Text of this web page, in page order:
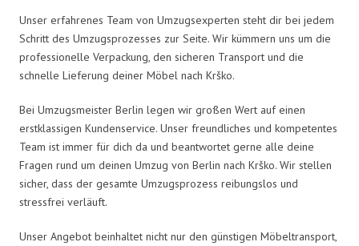
Unser erfahrenes Team von Umzugsexperten steht dir bei jedem
Schritt des Umzugsprozesses zur Seite. Wir kümmern uns um die
professionelle Verpackung, den sicheren Transport und die
schnelle Lieferung deiner Möbel nach Krško.
Bei Umzugsmeister Berlin legen wir großen Wert auf einen
erstklassigen Kundenservice. Unser freundliches und kompetentes
Team ist immer für dich da und beantwortet gerne alle deine
Fragen rund um deinen Umzug von Berlin nach Krško. Wir stellen
sicher, dass der gesamte Umzugsprozess reibungslos und
stressfrei verläuft.
Unser Angebot beinhaltet nicht nur den günstigen Möbeltransport,